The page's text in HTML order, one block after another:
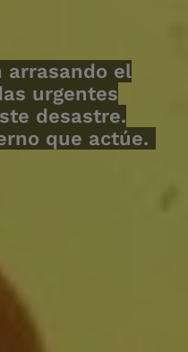
arrasando el
urgentes
desastre.
que actúe.